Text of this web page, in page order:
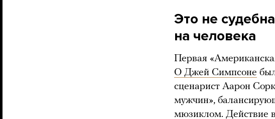
Это не
на человека
Первая
О Джей Симпсоне
сценарист Аарон
мужчин»,
мюзиклом. Действие